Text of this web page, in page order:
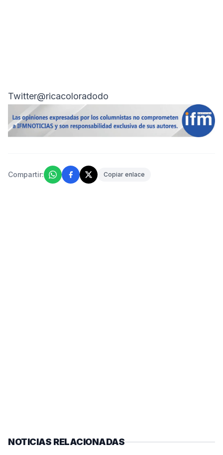
Twitter@ricacoloradodo
Compartir: Copiar enlace
NOTICIAS RELACIONADAS